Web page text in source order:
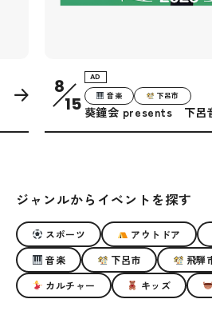
15 音楽 下呂市
葵鐘会 presents 下呂音楽
ジャンルからイベントを探す
スポーツ アウトドア
音楽
下呂市 飛騨
カルチャー
キッズ